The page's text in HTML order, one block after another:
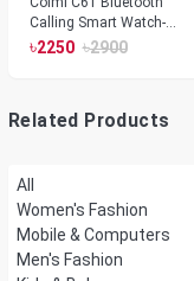
Calling Smart Watch-
Silver Color
৳2250 ৳2900
Related Products
All
Women's Fashion
Mobile & Computers
Men's Fashion